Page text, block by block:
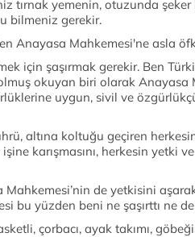
tırnak yemenin, otuzunda
bilmeniz gerekir.
Anayasa Mahkemesi'ne asla
için şaşırmak gerekir. Ben
okuyan biri olarak Anayasa
uygun, sivil ve
altına koltuğu geçiren
karışmasını, herkesin yetki
Mahkemesi’nin de yetkisini
bu yüzden beni ne şaşırttı ne
çorbacı, ayak takımı,